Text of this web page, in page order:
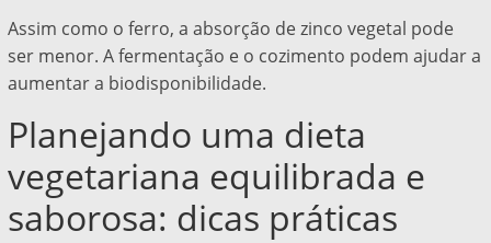
Assim como o ferro, a absorção de zinco vegetal pode
ser menor. A fermentação e o cozimento podem ajudar a
aumentar a biodisponibilidade.
Planejando uma dieta
vegetariana equilibrada e
saborosa: dicas práticas